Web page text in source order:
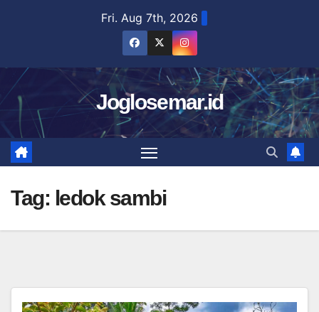
Fri. Aug 7th, 2026
Joglosemar.id
Tag: ledok sambi